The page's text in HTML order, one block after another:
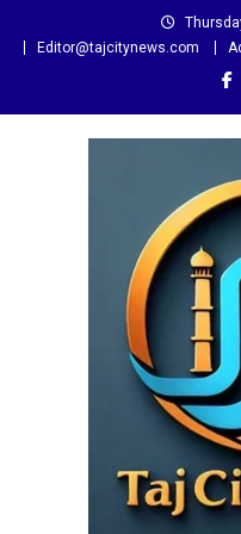
Editor@tajcitynews.com